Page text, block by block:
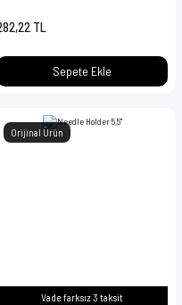
TL
Sepete Ekle
Orijinal Ürün
Vade farksız 3 taksit